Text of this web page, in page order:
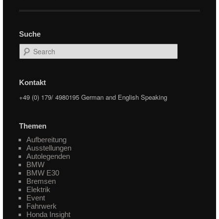
Suche
Search
Kontakt
+49 (0) 179/ 4980195 German and English Speaking
Themen
Aufbereitung
Ausstellungen
Autolegenden
BMW
BMW E30
Bremsen
Elektrik
Event
Fahrwerk
Honda Insight